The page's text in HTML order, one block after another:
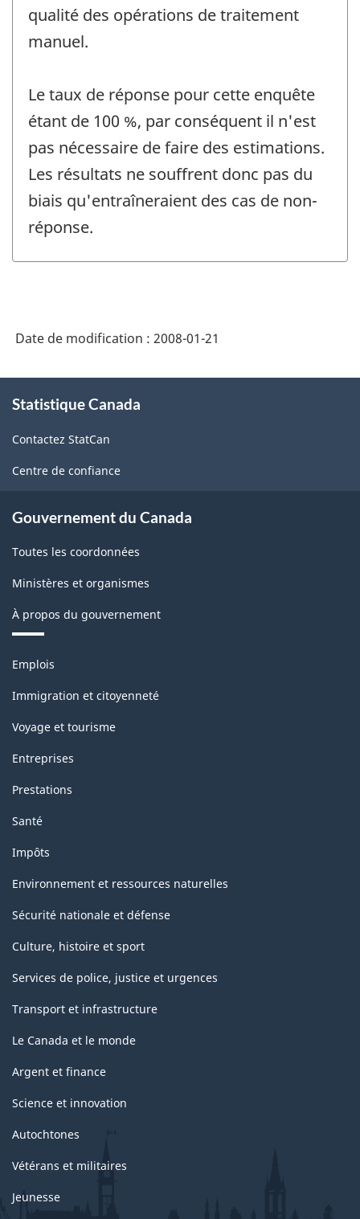
qualité des opérations de traitement
manuel.
Le taux de réponse pour cette enquête
étant de 100 %, par conséquent il n'est
pas nécessaire de faire des estimations.
Les résultats ne souffrent donc pas du
biais qu'entraîneraient des cas de non-
réponse.
Date de modification : 2008-01-21
propos
ce
site
Statistique Canada
Contactez StatCan
Centre de confiance
Gouvernement du Canada
Toutes les coordonnées
Ministères et organismes
À propos du gouvernement
Thèmes
sujets
Emplois
Immigration et citoyenneté
Voyage et tourisme
Entreprises
Prestations
Santé
Impôts
Environnement et ressources naturelles
Sécurité nationale et défense
Culture, histoire et sport
Services de police, justice et urgences
Transport et infrastructure
Le Canada et le monde
Argent et finance
Science et innovation
Autochtones
Vétérans et militaires
Jeunesse